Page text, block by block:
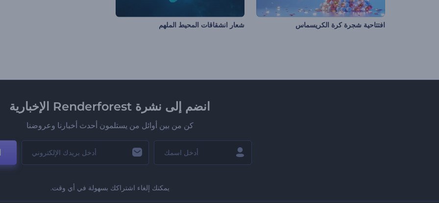
افتتاحية شجرة كرة الكريسماس شعار انشقاقات المحيط الملهم
انضم إلى نشرة Renderforest الإخبارية
كن من بين أوائل من يستلمون أحدث أخبارنا وعروضنا
يمكنك إلغاء اشتراكك بسهولة في أي وقت.